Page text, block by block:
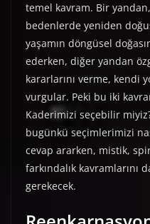
temel kavram. Bir
bedenlerde yeniden
yaşamın döngüsel
ederken, diğer yandan
kararlarını verme, kendi
vurgular. Peki bu iki
Kaderimizi seçebilir
bugünkü seçimlerimizi
cevap ararken, mistik,
farkındalık
gerekecek.